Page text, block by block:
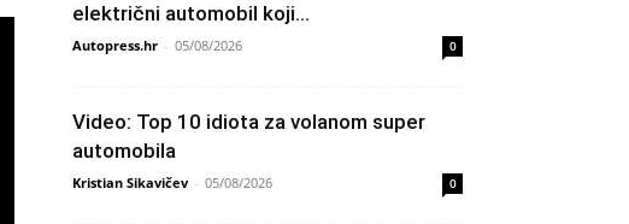
električni automobil koji...
Autopress.hr - 05/08/2026 0
Video: Top 10 idiota za volanom super
automobila
Kristian Sikavičev - 05/08/2026 0